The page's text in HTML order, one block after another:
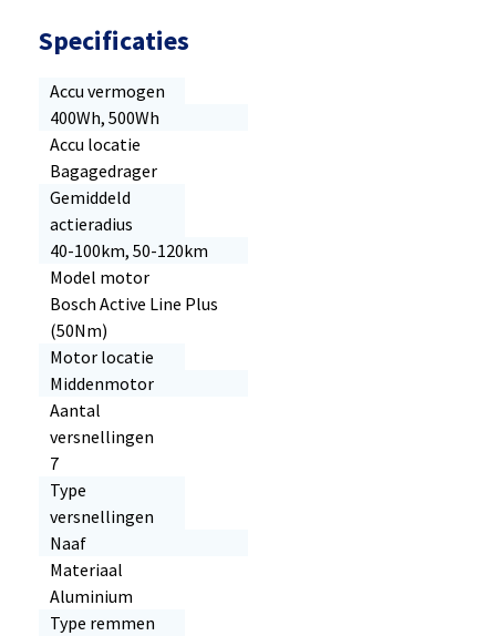
Specificaties
Accu vermogen
400Wh, 500Wh
Accu locatie
Bagagedrager
Gemiddeld
actieradius
40-100km, 50-120km
Model motor
Bosch Active Line Plus
(50Nm)
Motor locatie
Middenmotor
Aantal
versnellingen
7
Type
versnellingen
Naaf
Materiaal
Aluminium
Type remmen